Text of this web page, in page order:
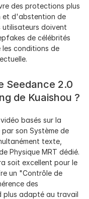
des protections plus
et d'abstention de
utilisateurs doivent
de célébrités
conditions de
Seedance 2.0
de Kuaishou ?
basés sur la
son Système de
texte,
Physique MRT dédié.
soit excellent pour le
un "Contrôle de
des
plus adapté au travail